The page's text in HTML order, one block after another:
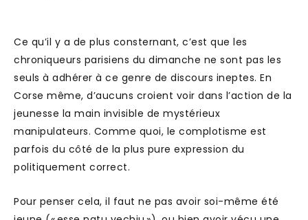
Ce qu’il y a de plus consternant, c’est que les
chroniqueurs parisiens du dimanche ne sont pas les
seuls à adhérer à ce genre de discours ineptes. En
Corse même, d’aucuns croient voir dans l’action de la
jeunesse la main invisible de mystérieux
manipulateurs. Comme quoi, le complotisme est
parfois du côté de la plus pure expression du
politiquement correct.
Pour penser cela, il faut ne pas avoir soi-même été